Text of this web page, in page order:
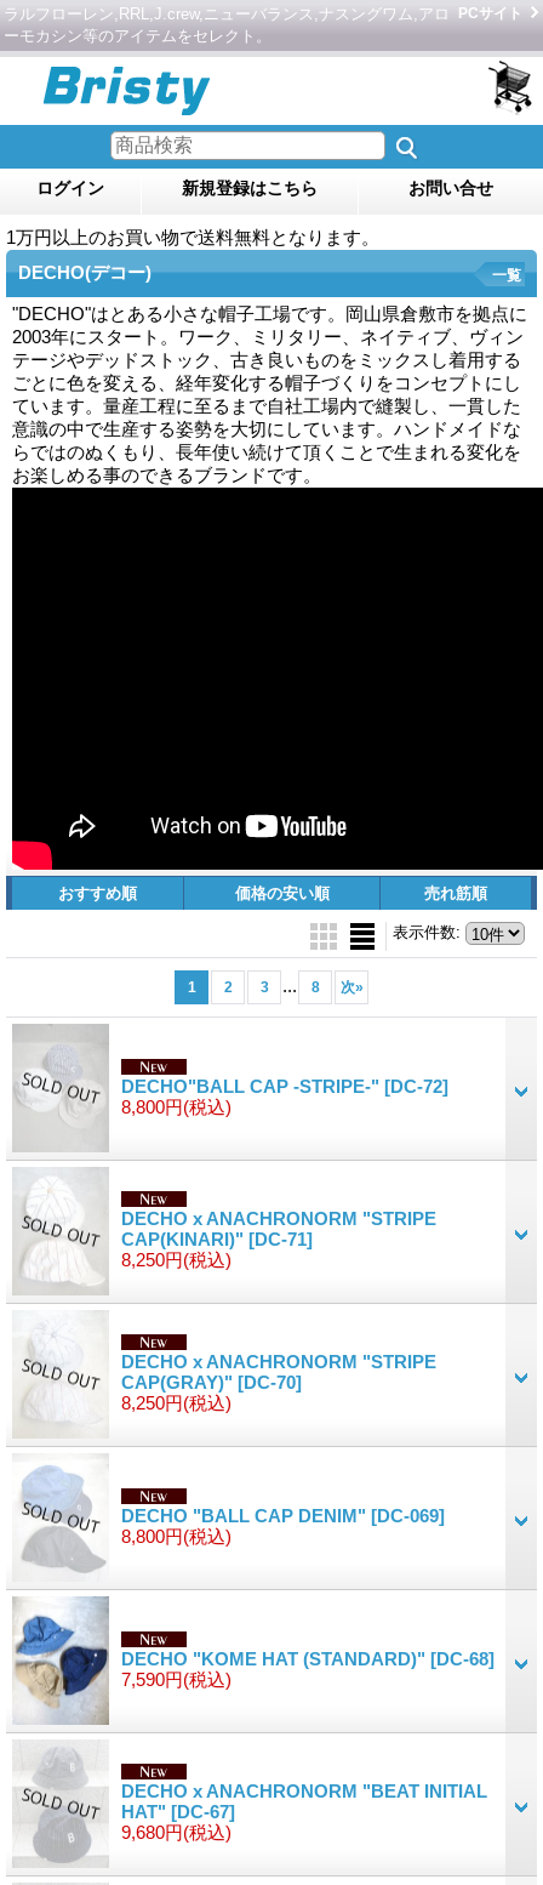
ラルフローレン,RRL,J.crew,ニューバランス,ナスングワム,アロ
ーモカシン等のアイテムをセレクト。
PCサイト
ログイン 新規登録はこちら お問い合せ
1万円以上のお買い物で送料無料となります。
DECHO(デコー)
"DECHO"はとある小さな帽子工場です。岡山県倉敷市を拠点に
2003年にスタート。ワーク、ミリタリー、ネイティブ、ヴィン
テージやデッドストック、古き良いものをミックスし着用する
ごとに色を変える、経年変化する帽子づくりをコンセプトにし
ています。量産工程に至るまで自社工場内で縫製し、一貫した
意識の中で生産する姿勢を大切にしています。ハンドメイドな
らではのぬくもり、長年使い続けて頂くことで生まれる変化を
お楽しめる事のできるブランドです。
一覧
おすすめ順 価格の安い順 売れ筋順
表示件数:
1 2 3 ... 8 次»
DECHO"BALL CAP -STRIPE-" [DC-72]
8,800円(税込)
DECHO x ANACHRONORM "STRIPE
CAP(KINARI)" [DC-71]
8,250円(税込)
DECHO x ANACHRONORM "STRIPE
CAP(GRAY)" [DC-70]
8,250円(税込)
DECHO "BALL CAP DENIM" [DC-069]
8,800円(税込)
DECHO "KOME HAT (STANDARD)" [DC-68]
7,590円(税込)
DECHO x ANACHRONORM "BEAT INITIAL
HAT" [DC-67]
9,680円(税込)